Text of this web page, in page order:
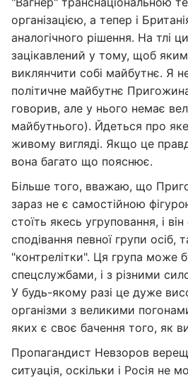
організацією, а тепер і
аналогічного рішення. На тлі
зацікавлений у тому, щоб
виклянчити собі майбутнє. Я
політичне майбутнє
говорив, але у нього немає
майбутнього). Йдеться про
живому вигляді. Якщо це
вона багато що пояснює.
Більше того, вважаю, що
зараз не є самостійною
стоїть якесь угруповання, і
сподівання певної групи осіб,
"контрелітки". Ця група може
спецслужбами, і з різними
У будь-якому разі це дуже
організми з великими
яких є своє бачення того, як
Пропагандист Невзоров
ситуація, оскільки і Росія не